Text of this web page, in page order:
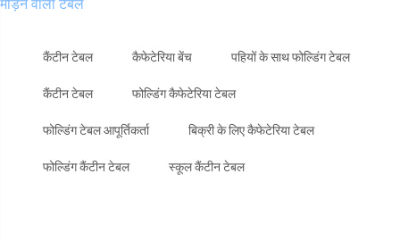
मोड़ने वाली टेबल
कैंटीन टेबल कैफेटेरिया बेंच पहियों के साथ फोल्डिंग टेबल
कैंटीन टेबल फोल्डिंग कैफेटेरिया टेबल
फोल्डिंग टेबल आपूर्तिकर्ता बिक्री के लिए कैफेटेरिया टेबल
फोल्डिंग कैंटीन टेबल स्कूल कैंटीन टेबल